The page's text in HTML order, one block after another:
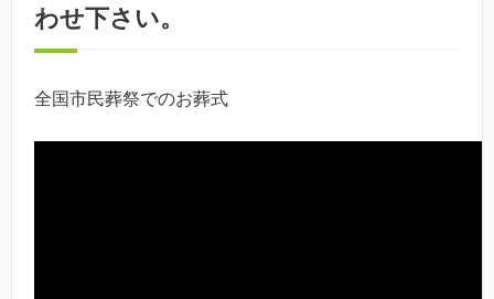
わせ下さい。
全国市民葬祭でのお葬式